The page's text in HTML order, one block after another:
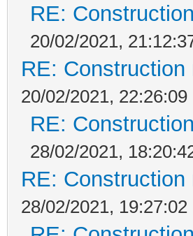
RE:
20/02/2021,
RE:
20/02/2021, 22:26:09
RE:
28/02/2021,
RE:
28/02/2021, 19:27:02